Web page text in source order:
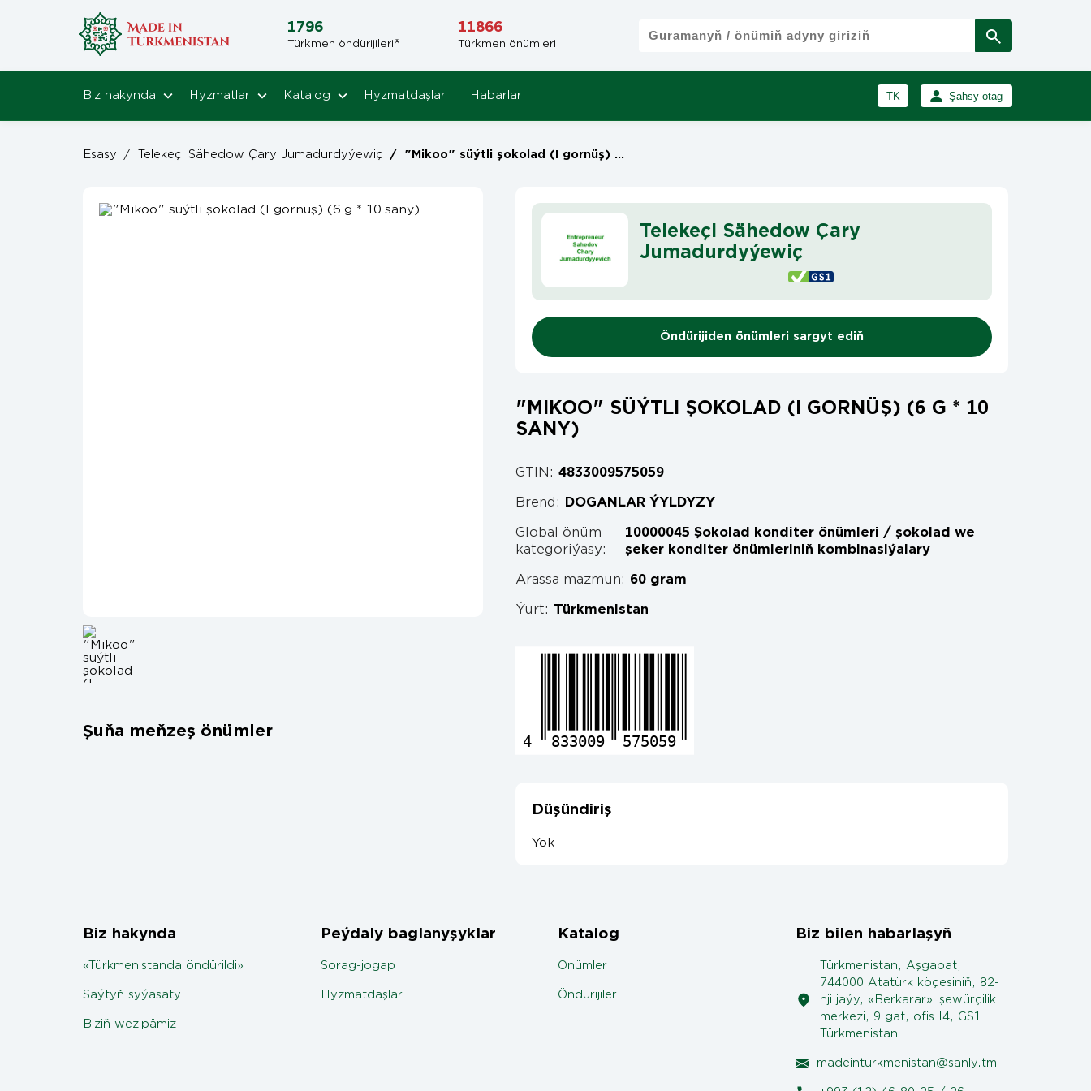
1796
Türkmen öndürijileriň
11866
Türkmen önümleri
Biz hakynda Hyzmatlar Katalog Hyzmatdaşlar Habarlar TK
RU
Şahsy otag
Esasy / Telekeçi Sähedow Çary Jumadurdyýewiç / "Mikoo" süýtli şokolad (I gornüş) (6 g * 10 sany)
Şuňa meňzeş önümler
Telekeçi Sähedow Çary
Jumadurdyýewiç
Öndürijiden önümleri sargyt ediň
"MIKOO" SÜÝTLI ŞOKOLAD (I GORNÜŞ) (6 G * 10
SANY)
GTIN: 4833009575059
Brend: DOGANLAR ÝYLDYZY
Global önüm
kategoriýasy:
10000045 Şokolad konditer önümleri / şokolad we
şeker konditer önümleriniň kombinasiýalary
Arassa mazmun: 60 gram
Ýurt: Türkmenistan
4 833009 575059
Düşündiriş
Yok
Biz hakynda
«Türkmenistanda öndürildi»
Saýtyň syýasaty
Biziň wezipämiz
Peýdaly baglanyşyklar
Sorag-jogap
Hyzmatdaşlar
Katalog
Önümler
Öndürijiler
Biz bilen habarlaşyň
Türkmenistan, Aşgabat,
744000 Atatürk köçesiniň, 82-
nji jaýy, «Berkarar» işewürçilik
merkezi, 9 gat, ofis I4, GS1
Türkmenistan
madeinturkmenistan@sanly.tm